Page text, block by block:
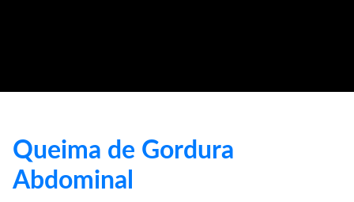
Queima de Gordura
Abdominal